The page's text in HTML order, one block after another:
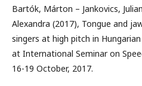
Bartók, Márton – Jankovics,
Alexandra (2017), Tongue and
singers at high pitch in
at International Seminar on
16-19 October, 2017.